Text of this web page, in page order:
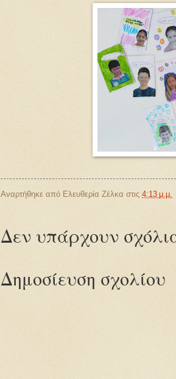
Αναρτήθηκε από Ελευθερία Ζέλκα στις 4:13 μ.μ.
Δεν υπάρχουν
Δημοσίευση σχολίου